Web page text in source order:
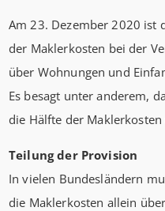
Am 23. Dezember 2020 ist
der Maklerkosten bei der
über Wohnungen und
Es besagt unter anderem,
die Hälfte der
Teilung der Provision
In vielen Bundesländern
die Maklerkosten allein